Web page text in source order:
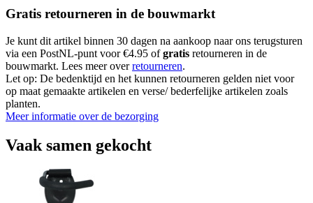
Gratis retourneren in de bouwmarkt
Je kunt dit artikel binnen 30 dagen na aankoop naar ons terugsturen
via een PostNL-punt voor €4.95 ofgratis retourneren in de
bouwmarkt. Lees meer overretourneren.
Let op: De bedenktijd en het kunnen retourneren gelden niet voor
op maat gemaakte artikelen en verse/ bederfelijke artikelen zoals
planten.
Meer informatie over de bezorging
Vaak samen gekocht